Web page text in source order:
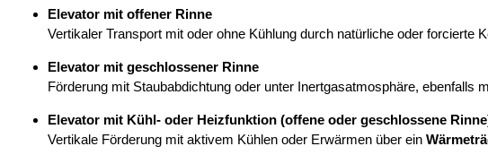
Elevator mit offener Rinne
Vertikaler Transport mit oder ohne Kühlung durch natürliche oder forcierte
Elevator mit geschlossener Rinne
Förderung mit Staubabdichtung oder unter Inertgasatmosphäre, ebenfalls
Elevator mit Kühl- oder Heizfunktion (offene oder geschlossene
Vertikale Förderung mit aktivem Kühlen oder Erwärmen über ein